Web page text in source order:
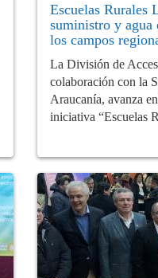
Escuelas Rurales
suministro y agua
los campos
La División de
colaboración con la
Araucanía, avanza
iniciativa “Escuelas